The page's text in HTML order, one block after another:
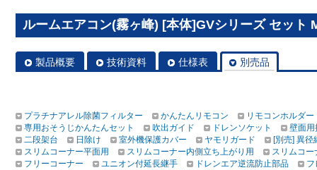
ルームエアコン(霧ヶ峰) [本体]GVシリーズ セット
製品概要 技術資料 仕様表 別売品
プラチナアレル除菌フィルター かんたんリモコン
リモコンホルダー
専用おそうじかんたんセット
吹出ガイド ドレンソケット
壁面用
二段架台
日除け 室外機保護カバー ヤモリガード
[別売] 異径
スリムコーナー平面用
スリムコーナー内側立ち上がり用
スリムコー
フリーコーナー
ユニオン付延長継手 ドレンエア逆流防止部品